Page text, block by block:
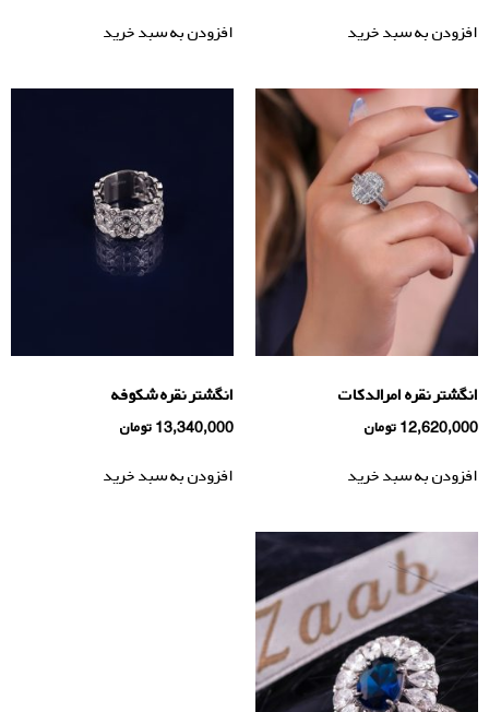
افزودن به سبد خرید افزودن به سبد خرید
انگشتر نقره امرالدکات
12,620,000 تومان
افزودن به سبد خرید
انگشتر نقره شکوفه
13,340,000 تومان
افزودن به سبد خرید